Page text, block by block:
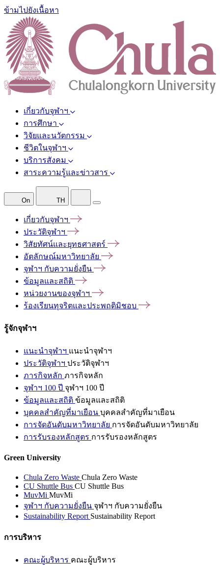
ข้ามไปยังเนื้อหา
เกี่ยวกับจุฬาฯ
การศึกษา
วิจัยและนวัตกรรม
ชีวิตในจุฬาฯ
บริการสังคม
สาระความรู้และข่าวสาร
On TH
เกี่ยวกับจุฬาฯ
ประวัติจุฬาฯ
วิสัยทัศน์และยุทธศาสตร์
อัตลักษณ์มหาวิทยาลัย
จุฬาฯ กับความยั่งยืน
ข้อมูลและสถิติ
หน่วยงานของจุฬาฯ
ร้องเรียนทุจริตและประพฤติมิชอบ
รู้จักจุฬาฯ
แนะนำจุฬาฯ แนะนำจุฬาฯ
ประวัติจุฬาฯ ประวัติจุฬาฯ
ภารกิจหลัก ภารกิจหลัก
จุฬาฯ 100 ปี จุฬาฯ 100 ปี
ข้อมูลและสถิติ ข้อมูลและสถิติ
บุคคลสำคัญที่มาเยือน บุคคลสำคัญที่มาเยือน
การจัดอันดับมหาวิทยาลัย การจัดอันดับมหาวิทยาลัย
การรับรองหลักสูตร การรับรองหลักสูตร
Green University
Chula Zero Waste Chula Zero Waste
CU Shuttle Bus CU Shuttle Bus
MuvMi MuvMi
จุฬาฯ กับความยั่งยืน จุฬาฯ กับความยั่งยืน
Sustainability Report Sustainability Report
การบริหาร
คณะผู้บริหาร คณะผู้บริหาร